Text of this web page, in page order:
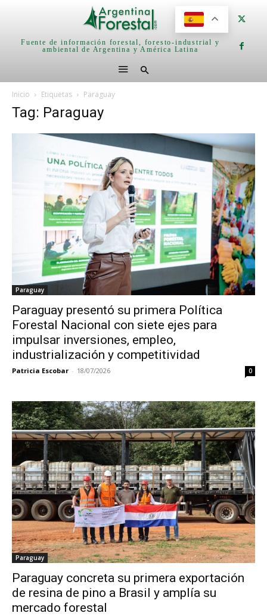
Fuente de información forestal, foresto-industrial y
ambiental de Argentina y América Latina
Inicio Etiquetas Paraguay
Tag: Paraguay
Paraguay
Paraguay presentó su primera Política
Forestal Nacional con siete ejes para
impulsar inversiones, empleo,
industrialización y competitividad
Patricia Escobar - 18/07/2026 0
Paraguay
Paraguay concreta su primera exportación
de resina de pino a Brasil y amplía su
mercado forestal